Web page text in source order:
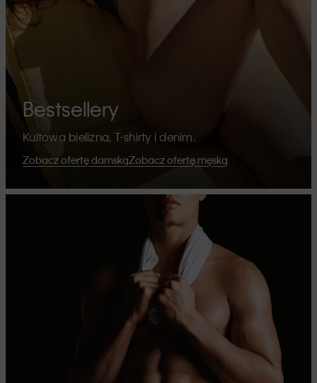
Bestsellery
Kultowa bielizna, T-shirty i denim.
Zobacz ofertę damskąZobacz ofertę męską